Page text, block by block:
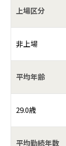
上場区分
非上場
平均年齢
29.0歳
平均勤続年数